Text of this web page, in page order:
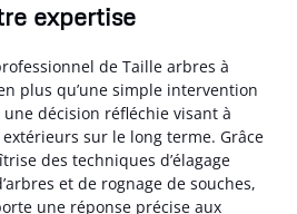
expertise
de Taille arbres à
plus qu’une simple intervention
une décision réfléchie visant à
sur le long terme. Grâce
des techniques d’élagage
et de rognage de souches,
une réponse précise aux